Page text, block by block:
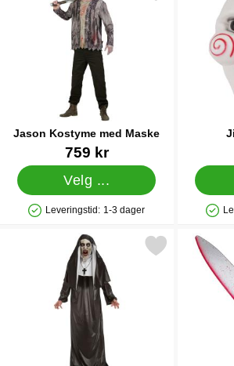
Jason Kostyme med Maske
Varenummer 84694
759 kr
Velg ...
Produkttilgjengelighet: På lager
Leveringstid: 1-3 dager
Merk skremmende Nonne Kostyme